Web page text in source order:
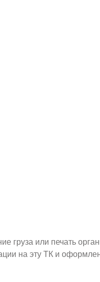
груза или печать
на эту ТК и